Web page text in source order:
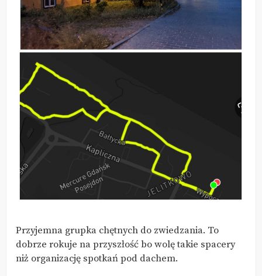
Przyjemna grupka chętnych do zwiedzania. To
dobrze rokuje na przyszłość bo wolę takie spacery
niż organizację spotkań pod dachem.